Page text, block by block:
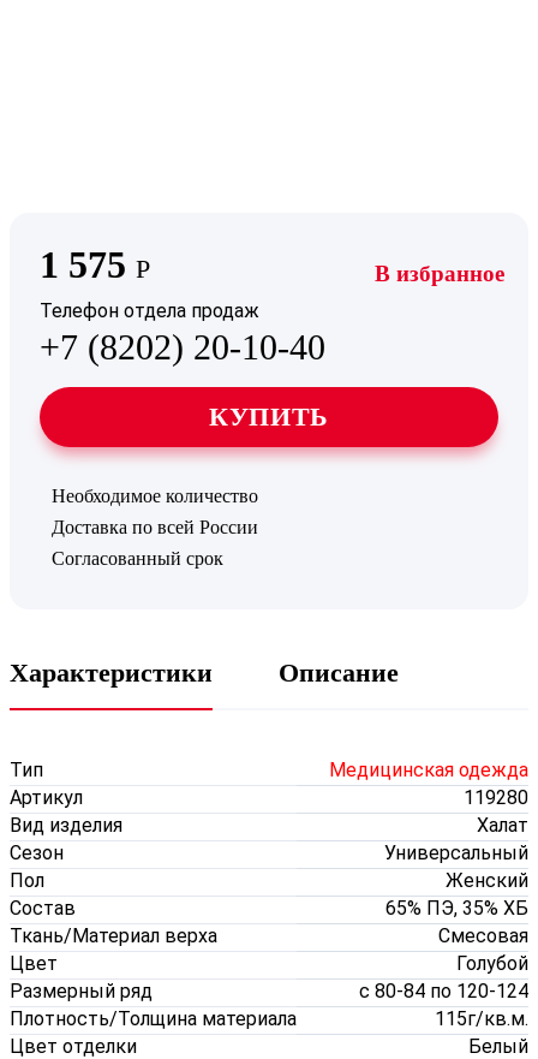
В избранное
1 575 Р
Телефон отдела продаж
+7 (8202) 20-10-40
КУПИТЬ
Необходимое количество
Доставка по всей России
Согласованный срок
Характеристики Описание
Тип
Медицинская одежда
Артикул
119280
Вид изделия
Халат
Сезон
Универсальный
Пол
Женский
Состав
65% ПЭ, 35% ХБ
Ткань/Материал верха
Смесовая
Цвет
Голубой
Размерный ряд
с 80-84 по 120-124
Плотность/Толщина материала
115г/кв.м.
Цвет отделки
Белый